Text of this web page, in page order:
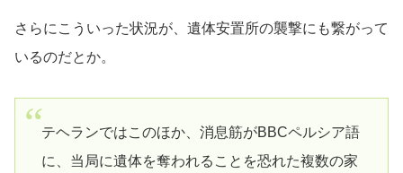
さらにこういった状況が、遺体安置所の襲撃にも繋がって
いるのだとか。
テヘランではこのほか、消息筋がBBCペルシア語
に、当局に遺体を奪われることを恐れた複数の家